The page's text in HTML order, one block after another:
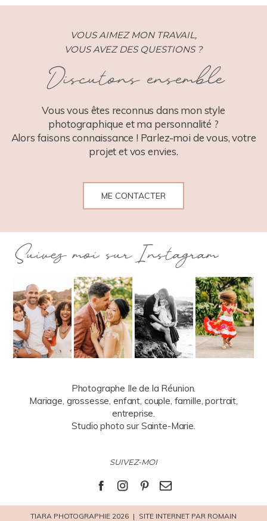
POST COMMENT
VOUS AIMEZ MON TRAVAIL,
VOUS AVEZ DES QUESTIONS ?
Discutons ensemble
Vous vous êtes reconnus dans mon style
photographique et ma personnalité ?
Alors faisons connaissance ! Parlez-moi de vous, votre
projet et vos envies.
ME CONTACTER
Suivez moi sur Instagram
Photographe Ile de la Réunion.
Mariage, grossesse, enfant, couple, famille, portrait,
entreprise.
Studio photo sur Sainte-Marie.
SUIVEZ-MOI
TIARA PHOTOGRAPHIE 2026 | SITE INTERNET PAR ROMAIN